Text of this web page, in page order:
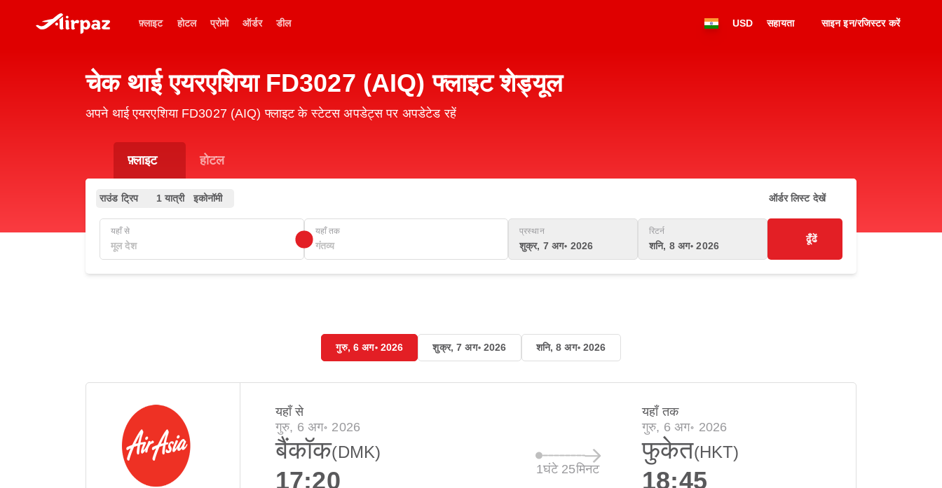
फ़्लाइट होटल प्रोमो ऑर्डर डील USD सहायता साइन इन/रजिस्टर करें
चेक थाई एयरएशिया FD3027 (AIQ) फ्लाइट शेड्यूल
अपने थाई एयरएशिया FD3027 (AIQ) फ्लाइट के स्टेटस अपडेट्स पर अपडेटेड रहें
फ़्लाइट होटल
राउंड ट्रिप 1 यात्री इकोनॉमी ऑर्डर लिस्ट देखें
यहाँ से यहाँ तक प्रस्थान
शुक्र, 7 अग॰ 2026
रिटर्न
शनि, 8 अग॰ 2026
ढूँढें
गुरु, 6 अग॰ 2026 शुक्र, 7 अग॰ 2026 शनि, 8 अग॰ 2026
यहाँ से
गुरु, 6 अग॰ 2026
बैंकॉक(DMK)
17:20 1घंटे 25मिनट
यहाँ तक
गुरु, 6 अग॰ 2026
फुकेत(HKT)
18:45